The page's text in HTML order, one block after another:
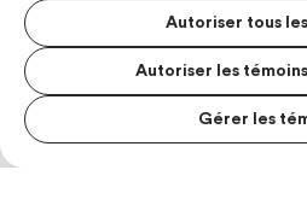
Autoriser tous
Autoriser les
Gérer les